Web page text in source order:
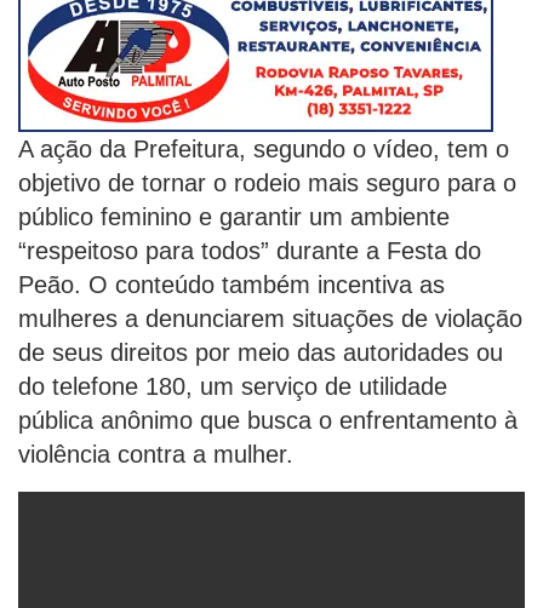
A ação da Prefeitura, segundo o vídeo, tem o
objetivo de tornar o rodeio mais seguro para o
público feminino e garantir um ambiente
“respeitoso para todos” durante a Festa do
Peão. O conteúdo também incentiva as
mulheres a denunciarem situações de violação
de seus direitos por meio das autoridades ou
do telefone 180, um serviço de utilidade
pública anônimo que busca o enfrentamento à
violência contra a mulher.